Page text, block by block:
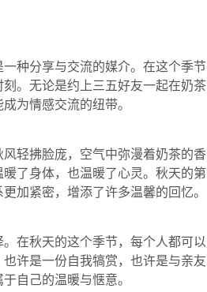
种分享与交流的媒介。在这个季节
。无论是约上三五好友一起在奶茶
为情感交流的纽带。
轻拂脸庞，空气中弥漫着奶茶的香
了身体，也温暖了心灵。秋天的第
加紧密，增添了许多温馨的回忆。
在秋天的这个季节，每个人都可以
许是一份自我犒赏，也许是与亲友
自己的温暖与惬意。